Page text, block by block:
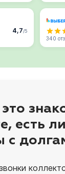
4,7/5
340
есть ли
с